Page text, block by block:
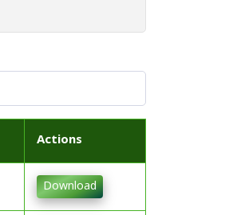
Actions
Download